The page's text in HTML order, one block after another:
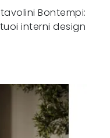
Bontempi:
interni design